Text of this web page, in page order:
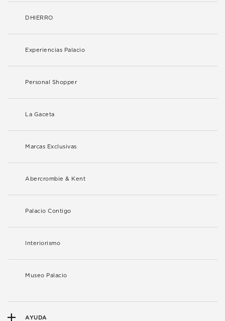
DHIERRO
Experiencias Palacio
Personal Shopper
La Gaceta
Marcas Exclusivas
Abercrombie & Kent
Palacio Contigo
Interiorismo
Museo Palacio
AYUDA